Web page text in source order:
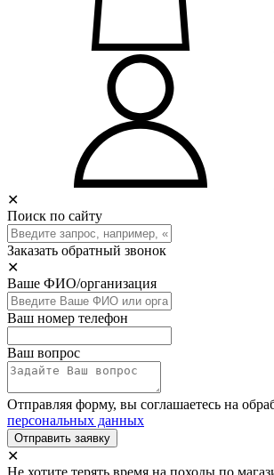
✕
Поиск по сайту
Заказать обратный звонок
✕
Ваше ФИО/организация
Ваш номер телефон
Ваш вопрос
Отправляя форму, вы соглашаетесь на
персональных данных
Отправить заявку
✕
Не хотите терять время на походы по